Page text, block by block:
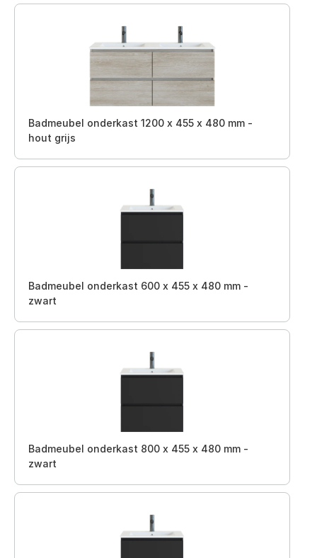
Badmeubel onderkast 1200 x 455 x 480 mm -
hout grijs
Badmeubel onderkast 600 x 455 x 480 mm -
zwart
Badmeubel onderkast 800 x 455 x 480 mm -
zwart